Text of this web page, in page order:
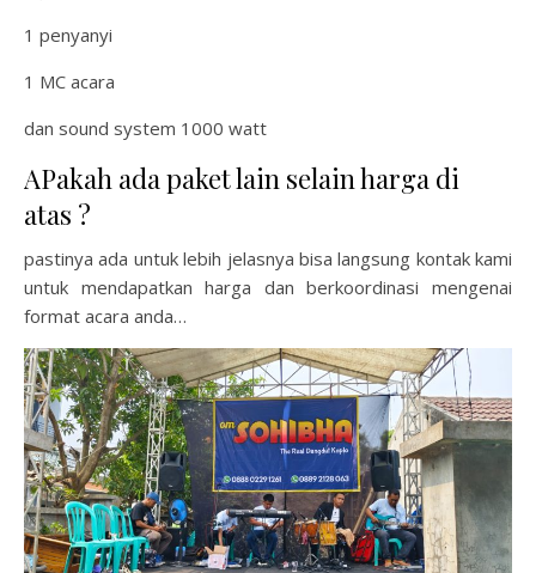
1 penyanyi
1 MC acara
dan sound system 1000 watt
APakah ada paket lain selain harga di
atas ?
pastinya ada untuk lebih jelasnya bisa langsung kontak kami
untuk mendapatkan harga dan berkoordinasi mengenai
format acara anda…